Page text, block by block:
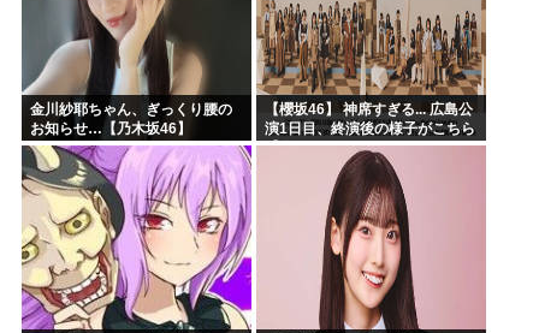
金川紗耶ちゃん、ぎっくり腰の
お知らせ…【乃木坂46】
【櫻坂46】 神席すぎる... 広島公
演1日目、終演後の様子がこちら
【全国ツアー2026 What’s
lonesome?】